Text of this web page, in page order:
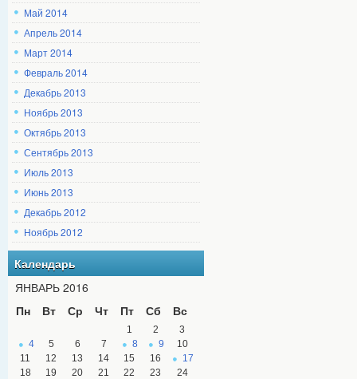
Май 2014
Апрель 2014
Март 2014
Февраль 2014
Декабрь 2013
Ноябрь 2013
Октябрь 2013
Сентябрь 2013
Июль 2013
Июнь 2013
Декабрь 2012
Ноябрь 2012
Календарь
ЯНВАРЬ 2016
Пн
Вт Ср Чт Пт Сб Вс
1 2
3
4
5 6 7 8 9
10
11
12 13 14 15 16
17
18
19 20 21 22 23
24